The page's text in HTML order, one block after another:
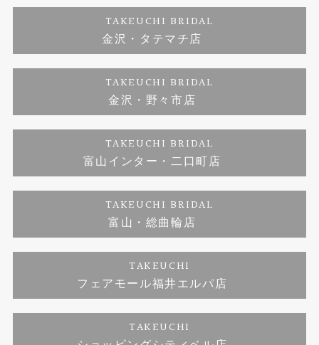
婚約ネックレス
ダイヤモンド
ジュエリーリフォーム
プロポーズサポート
ブランドリスト
福井指輪工房｜手作りペアリング
福井指輪工房｜手作り結婚指輪 and 婚約指輪
福井工房｜手作り婚約指輪プロポーズプラン
お客様の声
プライバシーポリシー
TAKEUCHI BRIDAL
金沢・タテマチ店
TAKEUCHI BRIDAL
金沢・野々市店
TAKEUCHI BRIDAL
富山インター・二口町店
TAKEUCHI BRIDAL
富山・総曲輪店
TAKEUCHI
フェアモール福井エルパ店
TAKEUCHI